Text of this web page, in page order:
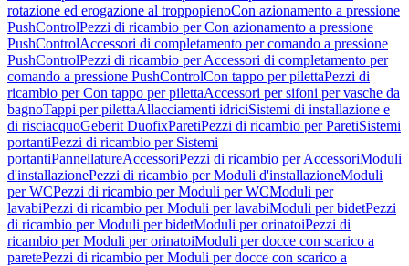
rotazione ed erogazione al troppopienoCon azionamento a pressione
PushControlPezzi di ricambio per Con azionamento a pressione
PushControlAccessori di completamento per comando a pressione
PushControlPezzi di ricambio per Accessori di completamento per
comando a pressione PushControlCon tappo per pilettaPezzi di
ricambio per Con tappo per pilettaAccessori per sifoni per vasche da
bagnoTappi per pilettaAllacciamenti idriciSistemi di installazione e
di risciacquoGeberit DuofixParetiPezzi di ricambio per ParetiSistemi
portantiPezzi di ricambio per Sistemi
portantiPannellatureAccessoriPezzi di ricambio per AccessoriModuli
d'installazionePezzi di ricambio per Moduli d'installazioneModuli
per WCPezzi di ricambio per Moduli per WCModuli per
lavabiPezzi di ricambio per Moduli per lavabiModuli per bidetPezzi
di ricambio per Moduli per bidetModuli per orinatoiPezzi di
ricambio per Moduli per orinatoiModuli per docce con scarico a
paretePezzi di ricambio per Moduli per docce con scarico a